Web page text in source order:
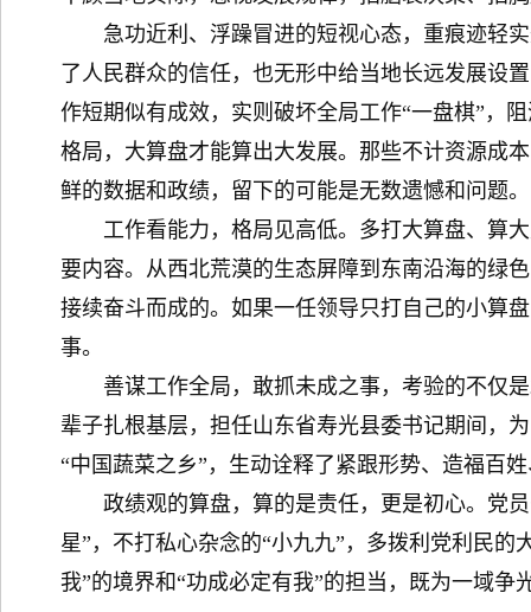
急功近利、浮躁冒进的短视心态，重痕迹轻实
了人民群众的信任，也无形中给当地长远发展设
作短期似有成效，实则破坏全局工作“一盘棋”，
格局，大算盘才能算出大发展。那些不计资源成
鲜的数据和政绩，留下的可能是无数遗憾和问题。
工作看能力，格局见高低。多打大算盘、算大
要内容。从西北荒漠的生态屏障到东南沿海的绿
接续奋斗而成的。如果一任领导只打自己的小算
事。
善谋工作全局，敢抓未成之事，考验的不仅是
辈子扎根基层，担任山东省寿光县委书记期间，
“中国蔬菜之乡”，生动诠释了紧跟形势、造福百
政绩观的算盘，算的是责任，更是初心。党员
星”，不打私心杂念的“小九九”，多拨利党利民
我”的境界和“功成必定有我”的担当，既为一域